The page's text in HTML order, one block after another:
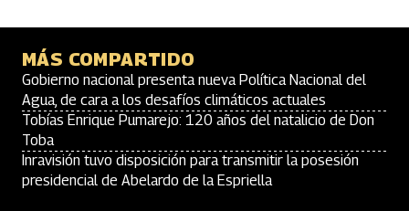
MÁS COMPARTIDO
Gobierno nacional presenta nueva Política Nacional del
Agua, de cara a los desafíos climáticos actuales
Tobías Enrique Pumarejo: 120 años del natalicio de Don
Toba
Inravisión tuvo disposición para transmitir la posesión
presidencial de Abelardo de la Espriella